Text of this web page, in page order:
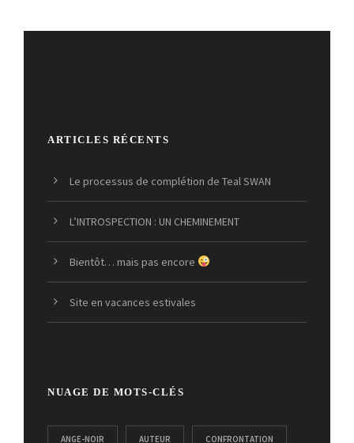
ARTICLES RÉCENTS
Le processus de complétion de Teal SWAN
L’INTROSPECTION : UN CHEMINEMENT
Bientôt… mais pas encore
Site en vacances estivales
NUAGE DE MOTS-CLÉS
ANGE-NOIR AUTEUR CONFRONTATION